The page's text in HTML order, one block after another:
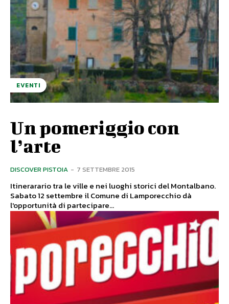
EVENTI
Un pomeriggio con
l’arte
DISCOVER PISTOIA - 7 SETTEMBRE 2015
Itinerarario tra le ville e nei luoghi storici del Montalbano.
Sabato 12 settembre il Comune di Lamporecchio dà
l'opportunità di partecipare...